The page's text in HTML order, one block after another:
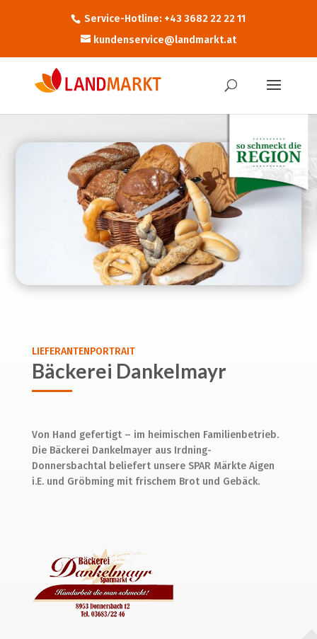
Service-Hotline: +43 3682 22 22 11
kundenservice@landmarkt.at
LIEFERANTENPORTRAIT
Bäckerei Dankelmayr
Von Hand gefertigt – im heimischen Familienbetrieb.
Die Bäckerei Dankelmayer aus Irdning-
Donnersbachtal beliefert unsere SPAR Märkte Aigen
i.E. und Gröbming mit frischem Brot und Gebäck.